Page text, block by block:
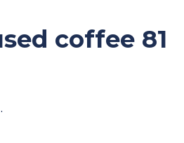
coffee 81